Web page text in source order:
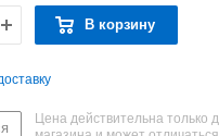
В корзину
Цена действительна только